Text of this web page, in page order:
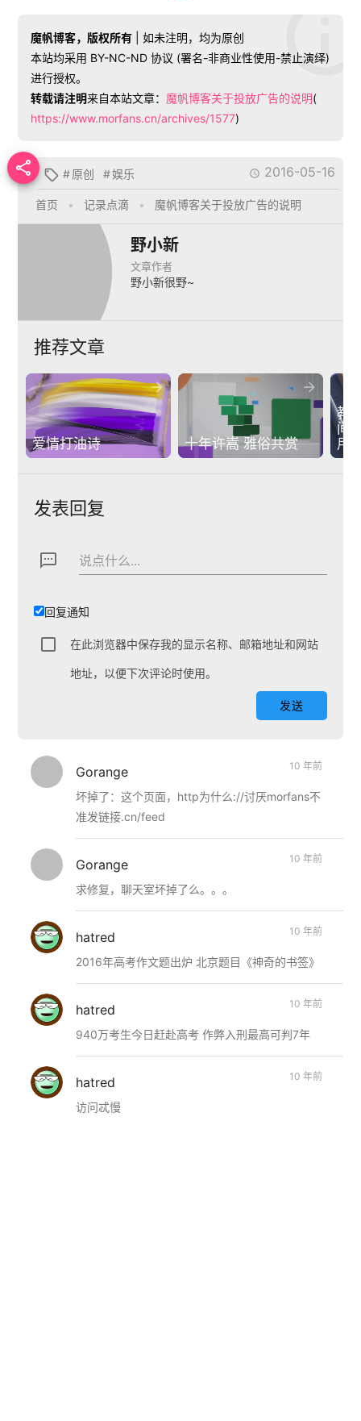
魔帆博客，版权所有 | 如未注明，均为原创
本站均采用 BY-NC-ND 协议 (署名-非商业性使用-禁止演绎)
进行授权。
转载请注明来自本站文章： 魔帆博客关于投放广告的说明(
https://www.morfans.cn/archives/1577)
  #原创 #娱乐  2016-05-16
首页 • 记录点滴 • 魔帆博客关于投放广告的说明
野小新
文章作者
野小新很野~
推荐文章
爱情打油诗

十年许嵩 雅俗共赏

教
间
用
发表回复
textsms 说点什么...
回复通知
在此浏览器中保存我的显示名称、邮箱地址和网站
地址，以便下次评论时使用。
Gorange
坏掉了：这个页面，http为什么://讨厌morfans不
准发链接.cn/feed
10 年前
Gorange
求修复，聊天室坏掉了么。。。
10 年前
hatred
2016年高考作文题出炉 北京题目《神奇的书签》
10 年前
hatred
940万考生今日赶赴高考 作弊入刑最高可判7年
10 年前
hatred
访问忒慢
10 年前